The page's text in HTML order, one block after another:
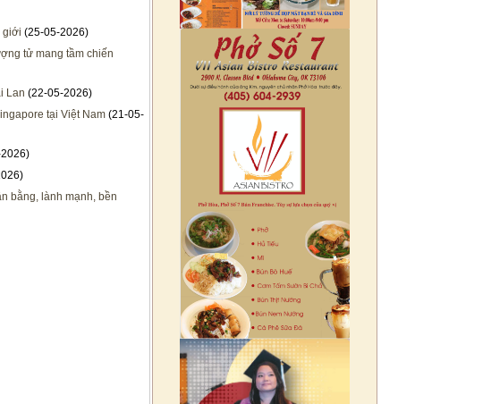
giới (25-05-2026)
tử mang tầm chiến
Lan (22-05-2026)
tại Việt Nam (21-05-
bằng, lành mạnh, bền